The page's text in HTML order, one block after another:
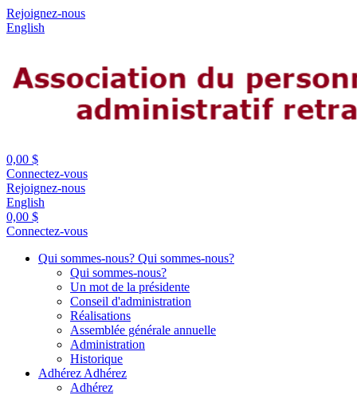
Rejoignez-nous
English
0,00 $
Connectez-vous
Rejoignez-nous
English
0,00 $
Connectez-vous
Qui sommes-nous? Qui sommes-nous?
Qui sommes-nous?
Un mot de la présidente
Conseil d'administration
Réalisations
Assemblée générale annuelle
Administration
Historique
Adhérez Adhérez
Adhérez